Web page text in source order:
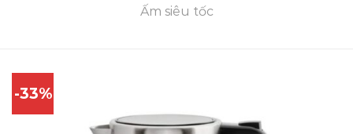
Ấm siêu tốc
-33%